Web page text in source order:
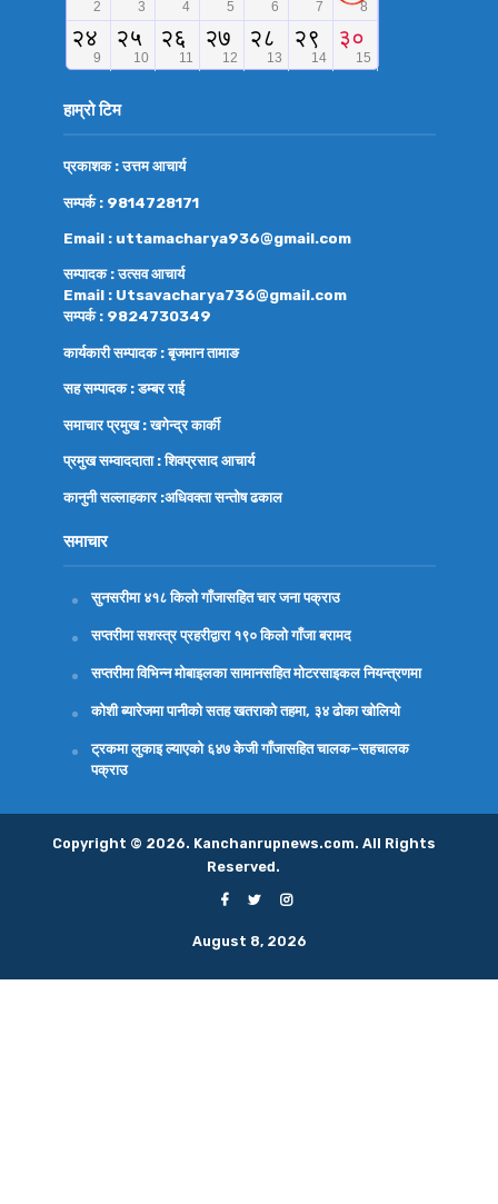
हाम्रो टिम
प्रकाशक : उत्तम आचार्य
सम्पर्क : 9814728171
Email : uttamacharya936@gmail.com
सम्पादक : उत्सव आचार्य
Email : Utsavacharya736@gmail.com
सम्पर्क : 9824730349
कार्यकारी सम्पादक : बृजमान तामाङ
सह सम्पादक : डम्बर राई
समाचार प्रमुख : खगेन्द्र कार्की
प्रमुख सम्वाददाता : शिवप्रसाद आचार्य
कानुनी सल्लाहकार :अधिवक्तासन्तोष ढकाल
समाचार
सुनसरीमा ४१८ किलो गाँजासहित चार जना पक्राउ
सप्तरीमा सशस्त्र प्रहरीद्वारा १९० किलो गाँजा बरामद
सप्तरीमा विभिन्न मोबाइलका सामानसहित मोटरसाइकल नियन्त्रणमा
कोशी ब्यारेजमा पानीको सतह खतराको तहमा, ३४ ढोका खोलियो
ट्रकमा लुकाइ ल्याएको ६४७ केजी गाँजासहित चालक–सहचालक
पक्राउ
Copyright © 2026. Kanchanrupnews.com. All Rights
Reserved.
August 8, 2026